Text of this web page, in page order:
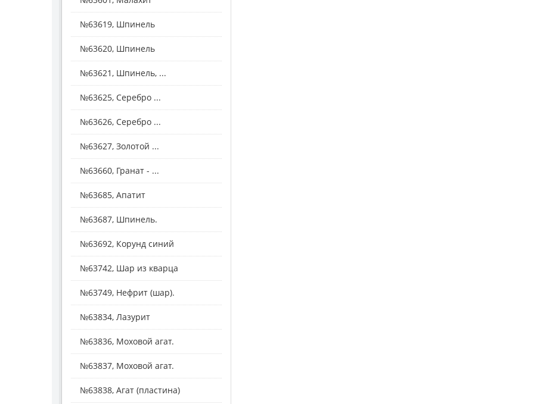
№63619, Шпинель
№63620, Шпинель
№63621, Шпинель, ...
№63625, Серебро ...
№63626, Серебро ...
№63627, Золотой ...
№63660, Гранат - ...
№63685, Апатит
№63687, Шпинель.
№63692, Корунд синий
№63742, Шар из кварца
№63749, Нефрит (шар).
№63834, Лазурит
№63836, Моховой агат.
№63837, Моховой агат.
№63838, Агат (пластина)